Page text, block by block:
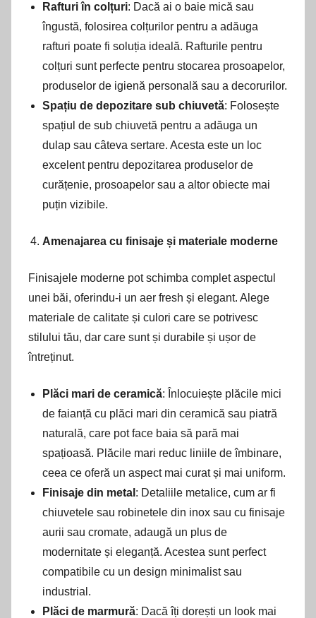
Rafturi în colțuri: Dacă ai o baie mică sau
îngustă, folosirea colțurilor pentru a adăuga
rafturi poate fi soluția ideală. Rafturile pentru
colțuri sunt perfecte pentru stocarea prosoapelor,
produselor de igienă personală sau a decorurilor.
Spațiu de depozitare sub chiuvetă: Folosește
spațiul de sub chiuvetă pentru a adăuga un
dulap sau câteva sertare. Acesta este un loc
excelent pentru depozitarea produselor de
curățenie, prosoapelor sau a altor obiecte mai
puțin vizibile.
Amenajarea cu finisaje și materiale moderne
Finisajele moderne pot schimba complet aspectul
unei băi, oferindu-i un aer fresh și elegant. Alege
materiale de calitate și culori care se potrivesc
stilului tău, dar care sunt și durabile și ușor de
întreținut.
Plăci mari de ceramică: Înlocuiește plăcile mici
de faianță cu plăci mari din ceramică sau piatră
naturală, care pot face baia să pară mai
spațioasă. Plăcile mari reduc liniile de îmbinare,
ceea ce oferă un aspect mai curat și mai uniform.
Finisaje din metal : Detaliile metalice, cum ar fi
chiuvetele sau robinetele din inox sau cu finisaje
aurii sau cromate, adaugă un plus de
modernitate și eleganță. Acestea sunt perfect
compatibile cu un design minimalist sau
industrial.
Plăci de marmură: Dacă îți dorești un look mai